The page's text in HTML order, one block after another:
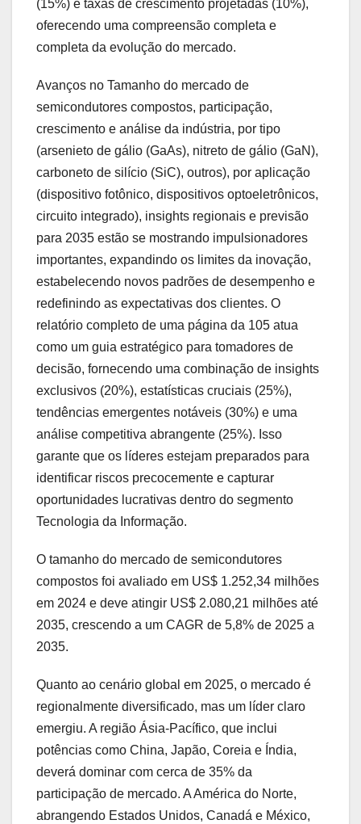
(15%) e taxas de crescimento projetadas (10%),
oferecendo uma compreensão completa e
completa da evolução do mercado.
Avanços no Tamanho do mercado de
semicondutores compostos, participação,
crescimento e análise da indústria, por tipo
(arsenieto de gálio (GaAs), nitreto de gálio (GaN),
carboneto de silício (SiC), outros), por aplicação
(dispositivo fotônico, dispositivos optoeletrônicos,
circuito integrado), insights regionais e previsão
para 2035 estão se mostrando impulsionadores
importantes, expandindo os limites da inovação,
estabelecendo novos padrões de desempenho e
redefinindo as expectativas dos clientes. O
relatório completo de uma página da 105 atua
como um guia estratégico para tomadores de
decisão, fornecendo uma combinação de insights
exclusivos (20%), estatísticas cruciais (25%),
tendências emergentes notáveis (30%) e uma
análise competitiva abrangente (25%). Isso
garante que os líderes estejam preparados para
identificar riscos precocemente e capturar
oportunidades lucrativas dentro do segmento
Tecnologia da Informação.
O tamanho do mercado de semicondutores
compostos foi avaliado em US$ 1.252,34 milhões
em 2024 e deve atingir US$ 2.080,21 milhões até
2035, crescendo a um CAGR de 5,8% de 2025 a
2035.
Quanto ao cenário global em 2025, o mercado é
regionalmente diversificado, mas um líder claro
emergiu. A região Ásia-Pacífico, que inclui
potências como China, Japão, Coreia e Índia,
deverá dominar com cerca de 35% da
participação de mercado. A América do Norte,
abrangendo Estados Unidos, Canadá e México,